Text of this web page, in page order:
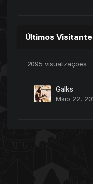
Últimos
2095 visualizações
Galks
Maio 22,